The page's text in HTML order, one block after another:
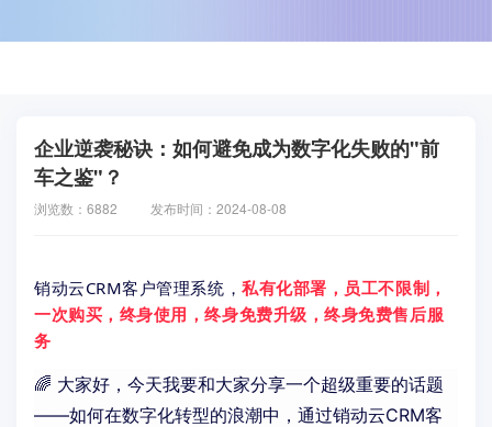
企业逆袭秘诀：如何避免成为数字化失败的"前
车之鉴"？
浏览数：6882 发布时间：2024-08-08
销动云CRM客户管理系统，私有化部署，员工不限制，
一次购买，终身使用，终身免费升级，终身免费售后服
务
🌈 大家好，今天我要和大家分享一个超级重要的话题
——如何在数字化转型的浪潮中，通过销动云CRM客